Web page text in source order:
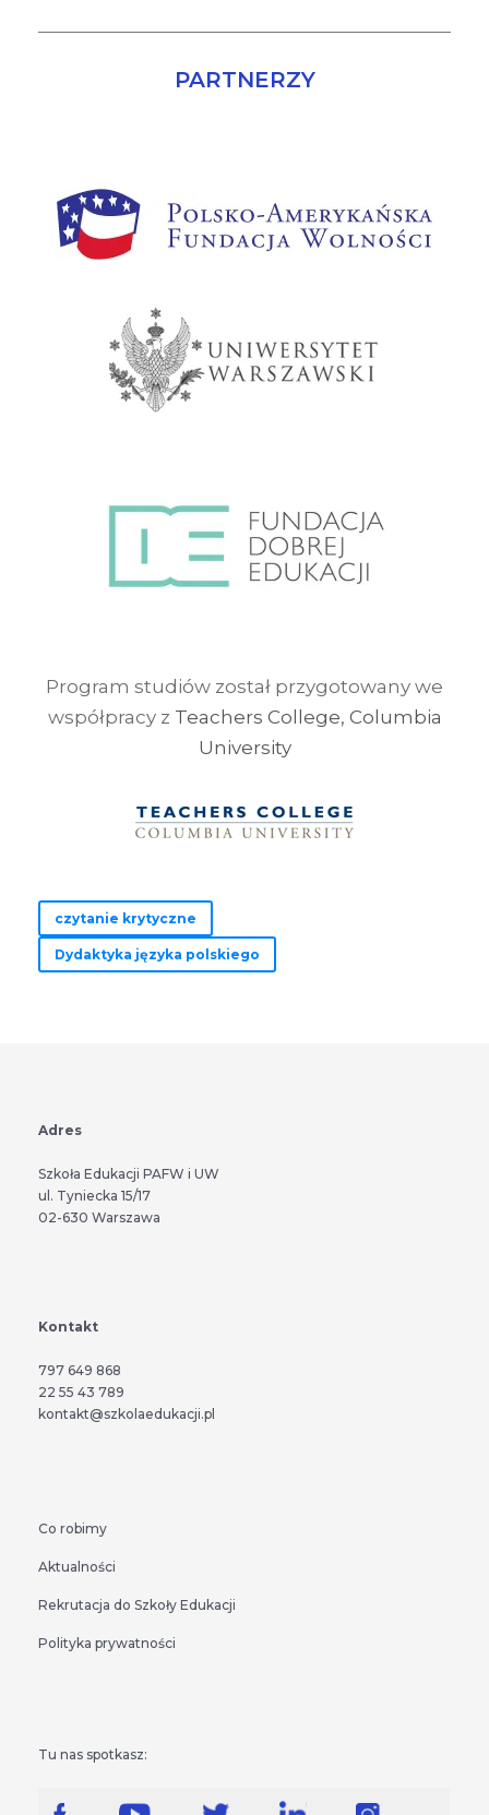
PARTNERZY
Program studiów został przygotowany we
współpracy z Teachers College, Columbia
University
czytanie krytyczne
Dydaktyka języka polskiego
Adres
Szkoła Edukacji PAFW i UW
ul. Tyniecka 15/17
02-630 Warszawa
Kontakt
797 649 868
22 55 43 789
kontakt@szkolaedukacji.pl
Co robimy
Aktualności
Rekrutacja do Szkoły Edukacji
Polityka prywatności
Tu nas spotkasz: